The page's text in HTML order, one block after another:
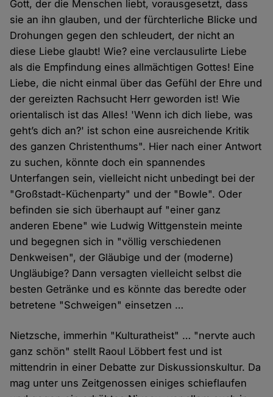
Gott, der die Menschen liebt, vorausgesetzt, dass
sie an ihn glauben, und der fürchterliche Blicke und
Drohungen gegen den schleudert, der nicht an
diese Liebe glaubt! Wie? eine verclausulirte Liebe
als die Empfindung eines allmächtigen Gottes! Eine
Liebe, die nicht einmal über das Gefühl der Ehre und
der gereizten Rachsucht Herr geworden ist! Wie
orientalisch ist das Alles! 'Wenn ich dich liebe, was
geht’s dich an?' ist schon eine ausreichende Kritik
des ganzen Christenthums". Hier nach einer Antwort
zu suchen, könnte doch ein spannendes
Unterfangen sein, vielleicht nicht unbedingt bei der
"Großstadt-Küchenparty" und der "Bowle". Oder
befinden sie sich überhaupt auf "einer ganz
anderen Ebene" wie Ludwig Wittgenstein meinte
und begegnen sich in "völlig verschiedenen
Denkweisen", der Gläubige und der (moderne)
Ungläubige? Dann versagten vielleicht selbst die
besten Getränke und es könnte das beredte oder
betretene "Schweigen" einsetzen …
Nietzsche, immerhin "Kulturatheist" … "nervte auch
ganz schön" stellt Raoul Löbbert fest und ist
mittendrin in einer Debatte zur Diskussionskultur. Da
mag unter uns Zeitgenossen einiges schieflaufen